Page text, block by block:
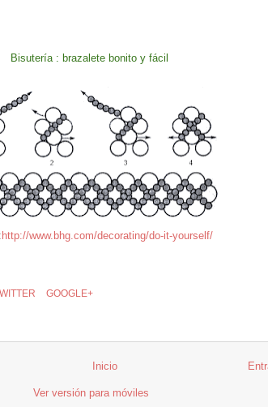
Bisutería : brazalete bonito y fácil
http://www.bhg.com/decorating/do-it-yourself/
GOOGLE+
Inicio
Ver versión para móviles